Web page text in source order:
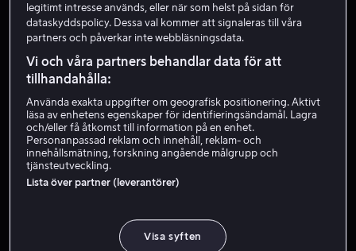
Skaffa Viaplay
legitimt intresse används, eller när som helst på sidan för
dataskyddspolicy. Dessa val kommer att signaleras till våra
partners och påverkar inte webbläsningsdata.
Vi och våra partners behandlar data för att
tillhandahålla:
Använda exakta uppgifter om geografisk positionering. Aktivt
läsa av enhetens egenskaper för identifieringsändamål. Lagra
och/eller få åtkomst till information på en enhet.
Personanpassad reklam och innehåll, reklam- och
innehållsmätning, forskning angående målgrupp och
tjänsteutveckling.
Lista över partner (leverantörer)
Visa syften